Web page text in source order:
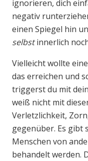
ignorieren, dich
negativ
einen Spiegel hin
selbstinnerlich
Vielleicht wollte
das erreichen und
triggerst du mit
weiß nicht mit
Verletzlichkeit,
gegenüber. Es gibt
Menschen von
behandelt werden.